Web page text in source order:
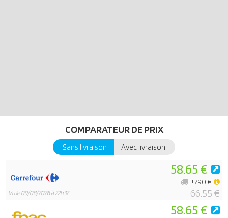
COMPARATEUR DE PRIX
Sans livraison Avec livraison
Vu le09/08/2026 à 22h32
58.65 €
66.55 €
+7.90 €
58.65 €